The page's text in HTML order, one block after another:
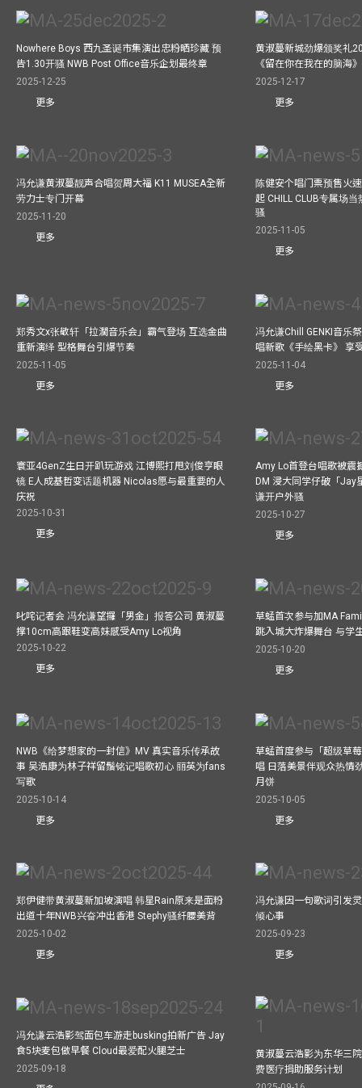
Nowhere Boys 西九圣诞市集演出忠粉晒珍藏 预
告1.30开骚 NWB Post Office音乐企划最终章
2025-12-25
更多
黄淑蔓新城劲爆颁奖礼
《留在你在我在的脑海
2025-12-17
更多
冯允谦黄淑蔓靓声合唱贺周大福 K11 MUSEA全新
劳力士专门开幕
2025-11-20
更多
陈健安个唱门票预售火
起 CHILL CLUB专属场
骚
2025-11-05
更多
郑秀文x张敬轩「拉濶音乐会」霸气登场 互选金曲
重新演绎 型格舞台引爆节奏
2025-11-05
更多
冯允谦Chill GENKI音乐
唱新歌《手绘黑卡》 享
2025-11-04
更多
寰亚4GenZ生日开趴玩游戏 江博熙打甩刘俊亨眼
镜 E人成基哲变话题机器 Nicolas愿与最重要的人
庆祝
2025-10-31
更多
Amy Lo首登台唱歌被震
DM 浸大同学仔破「Jay
谦开户外骚
2025-10-27
更多
叱咤记者会 冯允谦望攞「男金」报答公司 黄淑蔓
撑10cm高跟鞋变高妹感受Amy Lo视角
2025-10-22
更多
草蜢首次参与加MA
跳入城大炸爆舞台 与学
2025-10-20
更多
NWB《给梦想家的一封信》MV 真实音乐传承故
事 吴浩康为林子祥留鬚铭记唱歌初心 丽英为fans
写歌
2025-10-14
更多
草蜢首度参与「超级草
唱 日落美景伴观众热情
月饼
2025-10-05
更多
郑伊健带黄淑蔓新加坡演唱 韩星Rain原来是面粉
出道十年NWB兴奋冲出香港 Stephy骚纤腰美背
2025-10-02
更多
冯允谦因一句歌词引发
倾心事
2025-09-23
更多
冯允谦云浩影驾面包车游走busking拍新广告 Jay
食5块麦包做早餐 Cloud最爱配火腿芝士
2025-09-18
黄淑蔓云浩影为东华三
费医疗捐助服务计划